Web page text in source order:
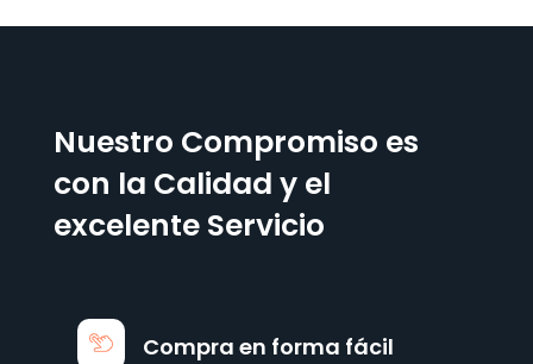
Nuestro Compromiso es
con la Calidad y el
excelente Servicio
Compra en forma fácil